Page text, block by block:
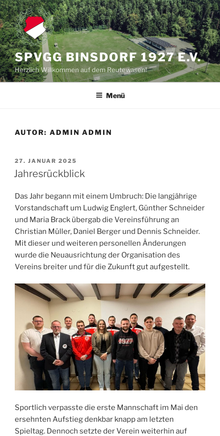
Zum
Inhalt
springen
SPVGG BINSDORF 1927 E.V.
Herzlich Willkommen auf dem Reutewasen!
Menü
AUTOR: ADMIN ADMIN
VERÖFFENTLICHT
AM
27. JANUAR 2025
Jahresrückblick
Das Jahr begann mit einem Umbruch: Die langjährige
Vorstandschaft um Ludwig Englert, Günther Schneider
und Maria Brack übergab die Vereinsführung an
Christian Müller, Daniel Berger und Dennis Schneider.
Mit dieser und weiteren personellen Änderungen
wurde die Neuausrichtung der Organisation des
Vereins breiter und für die Zukunft gut aufgestellt.
Sportlich verpasste die erste Mannschaft im Mai den
ersehnten Aufstieg denkbar knapp am letzten
Spieltag. Dennoch setzte der Verein weiterhin auf